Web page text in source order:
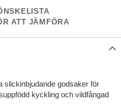
ATT JÄMFÖRA
slickinbjudande godsaker för
kyckling och vildfångad